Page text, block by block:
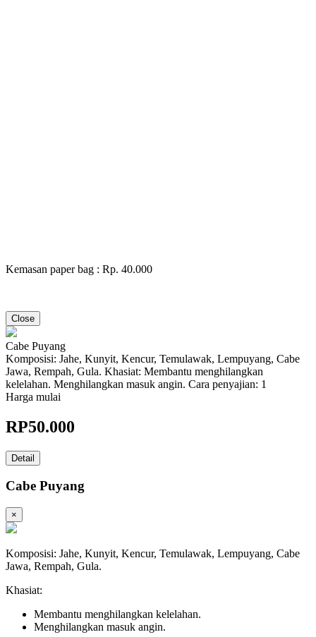
Kemasan paper bag : Rp. 40.000
Close
Cabe Puyang
Komposisi: Jahe, Kunyit, Kencur, Temulawak, Lempuyang, Cabe
Jawa, Rempah, Gula. Khasiat: Membantu menghilangkan
kelelahan. Menghilangkan masuk angin. Cara penyajian: 1
Harga mulai
RP50.000
Detail
Cabe Puyang
×
Komposisi: Jahe, Kunyit, Kencur, Temulawak, Lempuyang, Cabe
Jawa, Rempah, Gula.
Khasiat:
Membantu menghilangkan kelelahan.
Menghilangkan masuk angin.